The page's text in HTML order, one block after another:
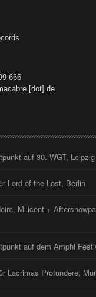
666
[dot] de
auf 30. WGT, Leipzig
Lord of the Lost, Berlin
Milicent +
auf dem Amphi
Lacrimas Profundere,